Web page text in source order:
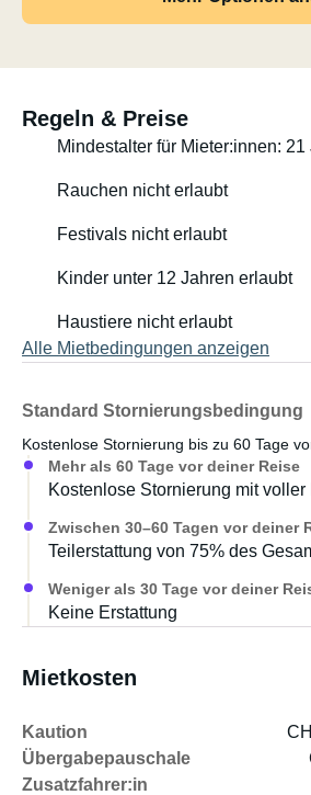
Regeln & Preise
Mindestalter für Mieter:innen: 21
Rauchen nicht erlaubt
Festivals nicht erlaubt
Kinder unter 12 Jahren erlaubt
Haustiere nicht erlaubt
Alle Mietbedingungen anzeigen
Standard Stornierungsbedingung
Kostenlose Stornierung bis zu 60 Tage
Mehr als 60 Tage vor deiner Reise
Kostenlose Stornierung mit voller
Zwischen 30–60 Tagen vor deiner
Teilerstattung von 75% des
Weniger als 30 Tage vor deiner
Keine Erstattung
Mietkosten
Kaution
Übergabepauschale
Zusatzfahrer:in